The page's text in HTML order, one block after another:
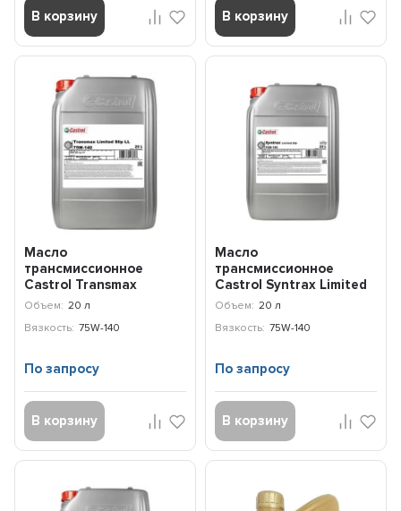
В корзину В корзину
Масло
трансмиссионное
Castrol Transmax
Limited Slip LL 75W-140
Объем: 20 л
Вязкость: 75W-140
По запросу
В корзину
Масло
трансмиссионное
Castrol Syntrax Limited
Slip 75W-140 (20л)
Объем: 20 л
Вязкость: 75W-140
По запросу
В корзину